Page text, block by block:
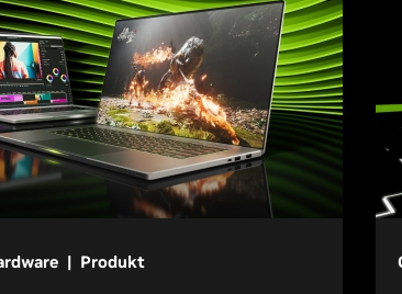
| Produkt